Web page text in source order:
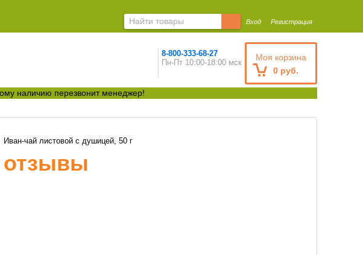
Вход Регистрация
Моя корзина
0 руб.
8-800-333-68-27
Пн-Пт 10:00-18:00 мск
наличию перезвонит менеджер!
Иван-чай листовой с душицей, 50 г
отзывы